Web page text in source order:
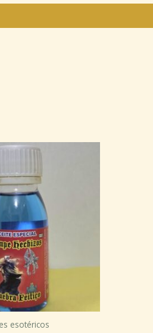
esotéricos